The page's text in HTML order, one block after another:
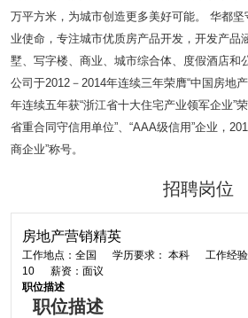
万平方米，为城市创造更多美好可能。 华都坚
业使命，专注城市优质房产品开发，开发产品
墅、写字楼、商业、城市综合体、度假酒店和
公司于2012－2014年连续三年荣膺“中国房地
年连续五年获“浙江省十大住宅产业领军企业”
省重合同守信用单位”、“AAA级信用”企业，
商企业”称号。
招聘岗位
房地产营销精英
工作地点：全国 学历要求： 本科 工作经
10
薪资：面议
职位描述
职位描述